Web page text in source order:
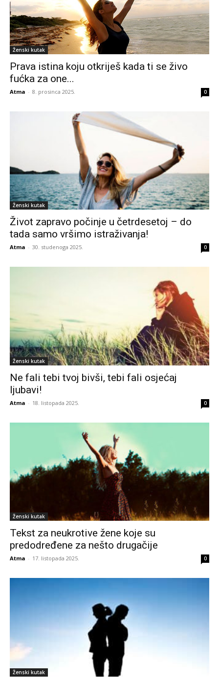
Ženski kutak
Prava istina koju otkriješ kada ti se živo
fućka za one...
Atma - 8. prosinca 2025. 0
Ženski kutak
Život zapravo počinje u četrdesetoj – do
tada samo vršimo istraživanja!
Atma - 30. studenoga 2025. 0
Ženski kutak
Ne fali tebi tvoj bivši, tebi fali osjećaj
ljubavi!
Atma - 18. listopada 2025. 0
Ženski kutak
Tekst za neukrotive žene koje su
predodređene za nešto drugačije
Atma - 17. listopada 2025. 0
Ženski kutak